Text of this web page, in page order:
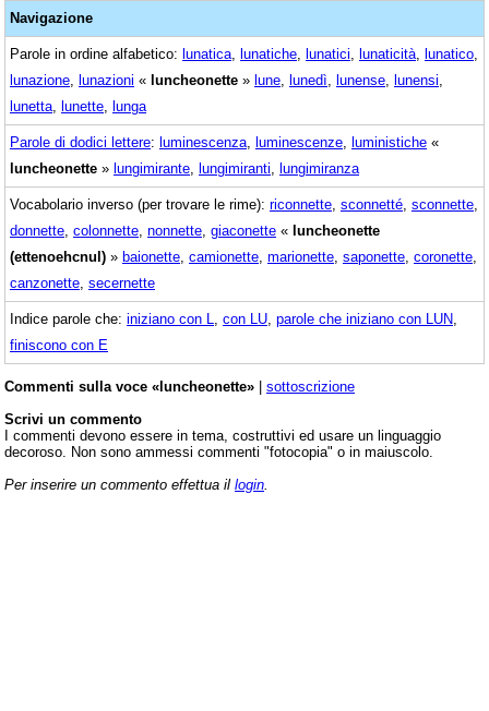
Navigazione
Parole in ordine alfabetico: lunatica lunatiche lunatici lunaticità lunatico
lunazione lunazioni « luncheonette » lune lunedì lunense lunensi
lunetta lunette lunga
Parole di dodici lettere: luminescenza luminescenze luministiche «
luncheonette » lungimirante lungimiranti lungimiranza
Vocabolario inverso (per trovare le rime): riconnette sconnetté sconnette
donnette colonnette nonnette giaconette « luncheonette
(ettenoehcnul) » baionette camionette marionette saponette coronette
canzonette secernette
Indice parole che: iniziano con L con LU parole che iniziano con LUN
finiscono con E
Commenti sulla voce «luncheonette» | sottoscrizione
Scrivi un commento
I commenti devono essere in tema, costruttivi ed usare un linguaggio
decoroso. Non sono ammessi commenti "fotocopia" o in maiuscolo.
Per inserire un commento effettua il login